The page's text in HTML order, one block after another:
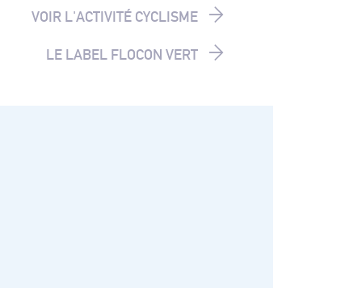
VOIR L'ACTIVITÉ CYCLISME
LE LABEL FLOCON VERT